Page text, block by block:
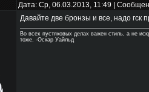
Дата: Ср, 06.03.2013, 11:49 |
Давайте две бронзы и все, надо гск
Во всех пустяковых делах важен стиль, а не
тоже. -Оскар Уайльд